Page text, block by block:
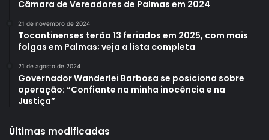
Câmara de Vereadores de Palmas em 2024
21 de novembro de 2024
Tocantinenses terão 13 feriados em 2025, com mais
folgas em Palmas; veja a lista completa
21 de agosto de 2024
Governador Wanderlei Barbosa se posiciona sobre
operação: “Confiante na minha inocência e na
Justiça”
Últimas modificadas